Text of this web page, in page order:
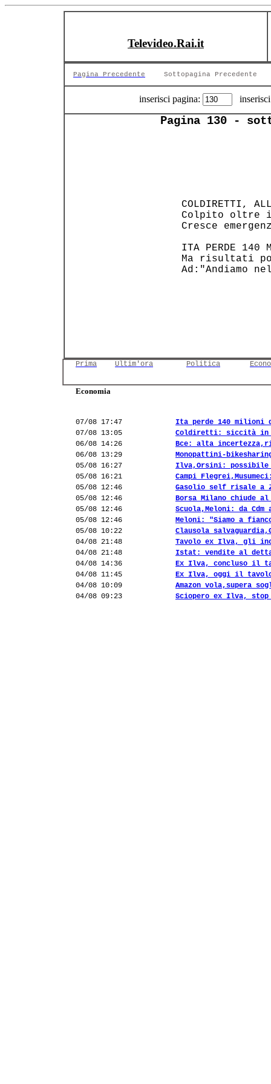
Televideo.Rai.it
Pagina Precedente Sottopagina Precedente
inserisci pagina:
Pagina 130 -
COLDIRETTI,
Colpito
Cresce
ITA PERDE 140
Ma risultati
Ad:"Andiamo
Prima Ultim'ora Politica
Economia
07/08 17:47
Ita perde 140 milioni
07/08 13:05
Coldiretti: siccità in
06/08 14:26
Bce: alta
06/08 13:29
Monopattini-
05/08 16:27
Ilva,Orsini: possibile
05/08 16:21
Campi
05/08 12:46
Gasolio self risale a
05/08 12:46
Borsa Milano chiude al
05/08 12:46
Scuola,Meloni: da
05/08 12:46
Meloni: "Siamo a
05/08 10:22
Clausola
04/08 21:48
Tavolo ex Ilva, gli
04/08 21:48
Istat: vendite al
04/08 14:36
Ex Ilva, concluso il
04/08 11:45
Ex Ilva, oggi il
04/08 10:09
Amazon vola,supera
04/08 09:23
Sciopero ex Ilva,